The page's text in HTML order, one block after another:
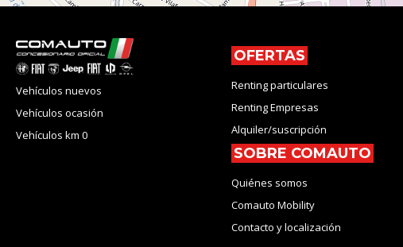
Vehículos nuevos
Vehículos ocasión
Vehículos km 0
OFERTAS
Renting particulares
Renting Empresas
Alquiler/suscripción
SOBRE COMAUTO
Quiénes somos
Comauto Mobility
Contacto y localización